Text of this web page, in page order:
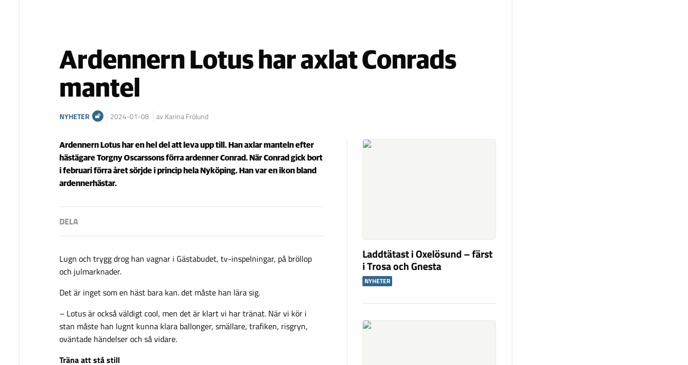
Ardennern Lotus har axlat Conrads
mantel
NYHETER 2024-01-08 av Karina Frölund
Ardennern Lotus har en hel del att leva upp till. Han axlar manteln efter
hästägare Torgny Oscarssons förra ardenner Conrad. När Conrad gick bort
i februari förra året sörjde i princip hela Nyköping. Han var en ikon bland
ardennerhästar.
Lugn och trygg drog han vagnar i Gästabudet, tv-inspelningar, på bröllop
och julmarknader.
Det är inget som en häst bara kan. det måste han lära sig.
– Lotus är också väldigt cool, men det är klart vi har tränat. När vi kör i
stan måste han lugnt kunna klara ballonger, smällare, trafiken, risgryn,
oväntade händelser och så vidare.
Träna att stå still
Laddtätast i Oxelösund – färst
i Trosa och Gnesta
NYHETER